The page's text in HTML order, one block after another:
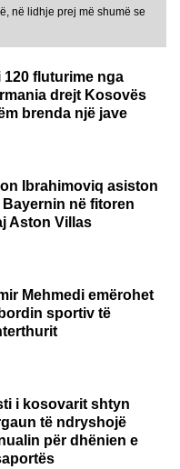
në lidhje prej më shumë se
120 fluturime nga
drejt Kosovës
brenda një jave
Ibrahimoviq asiston
Bayernin në fitoren
Aston Villas
Mehmedi emërohet
sportiv të
i kosovarit shtyn
të ndryshojë
për dhënien e